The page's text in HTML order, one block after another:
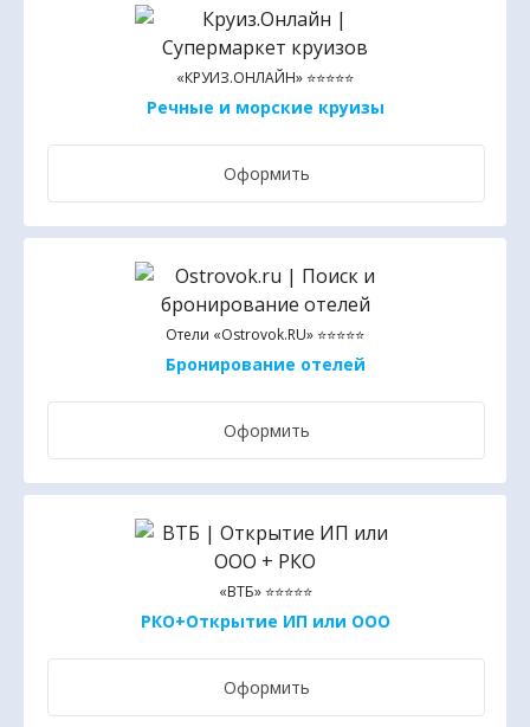
«КРУИЗ.ОНЛАЙН» ⭐⭐⭐⭐⭐
Речные и морские круизы
Оформить
Отели «Ostrovok.RU» ⭐⭐⭐⭐⭐
Бронирование отелей
Оформить
«ВТБ» ⭐⭐⭐⭐⭐
РКО+Открытие ИП или ООО
Оформить